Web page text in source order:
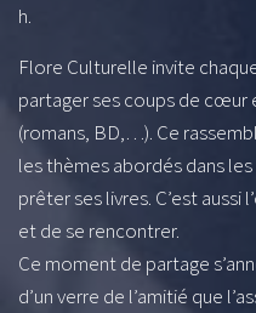
h.
Flore Culturelle invite
partager ses coups de
(romans, BD,…). Ce
les thèmes abordés dans
prêter ses livres. C’est aussi
et de se rencontrer.
Ce moment de partage
d’un verre de l’amitié que